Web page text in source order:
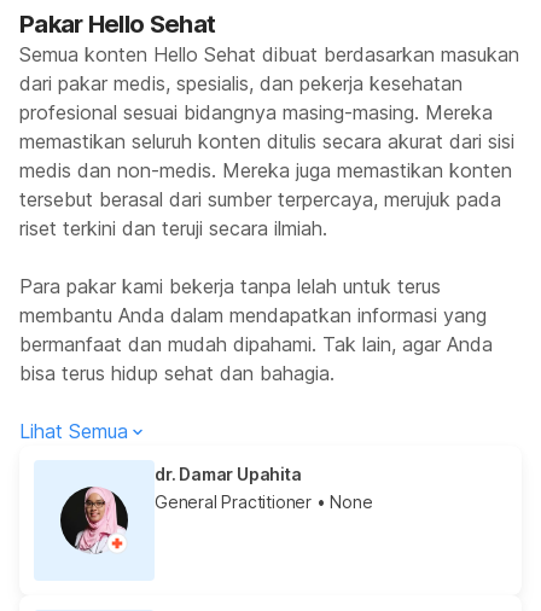
Pakar Hello Sehat
Semua konten Hello Sehat dibuat berdasarkan masukan
dari pakar medis, spesialis, dan pekerja kesehatan
profesional sesuai bidangnya masing-masing. Mereka
memastikan seluruh konten ditulis secara akurat dari sisi
medis dan non-medis. Mereka juga memastikan konten
tersebut berasal dari sumber terpercaya, merujuk pada
riset terkini dan teruji secara ilmiah.
Para pakar kami bekerja tanpa lelah untuk terus
membantu Anda dalam mendapatkan informasi yang
bermanfaat dan mudah dipahami. Tak lain, agar Anda
bisa terus hidup sehat dan bahagia.
Lihat Semua
dr. Damar Upahita
General Practitioner • None